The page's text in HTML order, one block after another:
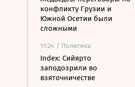
конфликту Грузии и
Южной Осетии были
сложными
11:24 / Политика
Index: Сийярто
заподозрили во
взяточничестве